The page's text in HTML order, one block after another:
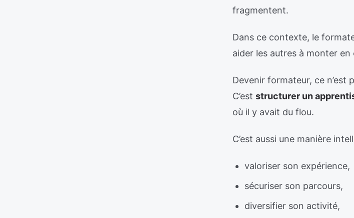
fragmentent.
Dans ce contexte, le
aider les autres à monter en
Devenir formateur, ce n’est
C’est structurer un
où il y avait du flou.
C’est aussi une manière
valoriser son expérience,
sécuriser son parcours,
diversifier son activité,